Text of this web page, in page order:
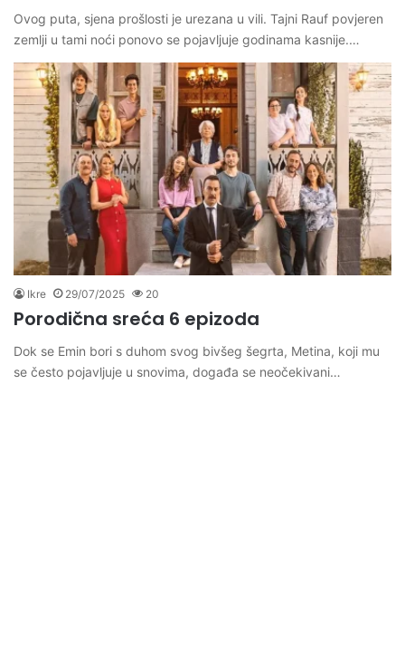
Ovog puta, sjena prošlosti je urezana u vili. Tajni Rauf povjeren
zemlji u tami noći ponovo se pojavljuje godinama kasnije.…
Ikre 29/07/2025 20
Porodična sreća 6 epizoda
Dok se Emin bori s duhom svog bivšeg šegrta, Metina, koji mu
se često pojavljuje u snovima, događa se neočekivani…